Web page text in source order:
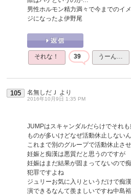
男性ホルモン精力満々で今までのイ
ジになったよ伊野尾
それな！ 39 うーん…
105 名無しだＪ より
2016年10月9日 1:35 PM
JUMPはスキャンダルだらけでそれ
ものが多いけどなぜ活動休止しない
これまで別のグループで活動休止さ
妊娠と痴漢は悪質だと思うのですが
妊娠はまだ結果が固まってないので
犯罪ですよね
ジュリーお気に入りというだけで痴
演できるなんて羨ましいですね中島